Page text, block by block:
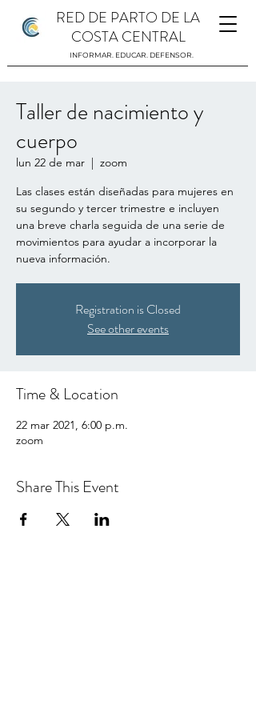
RED DE PARTO DE LA
COSTA CENTRAL
INFORMAR. EDUCAR. DEFENSOR.
Taller de nacimiento y
cuerpo
lun 22 de mar
  |
zoom
Las clases están diseñadas para mujeres en
su segundo y tercer trimestre e incluyen
una breve charla seguida de una serie de
movimientos para ayudar a incorporar la
nueva información.
Registration is Closed
See other events
Time & Location
22 mar 2021, 6:00 p.m.
zoom
Share This Event